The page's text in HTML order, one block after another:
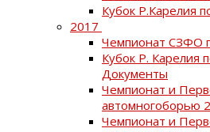
Кубок Р.Карелия
2017
Чемпионат СЗФО
Кубок Р. Карелия
Документы
Чемпионат и
автомногоборью
Чемпионат и